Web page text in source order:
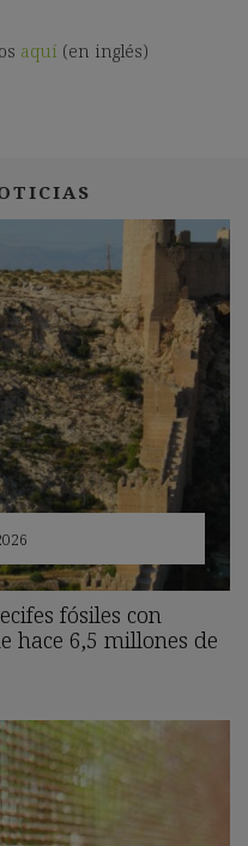
aquí (en inglés)
fósiles con
hace 6,5 millones de